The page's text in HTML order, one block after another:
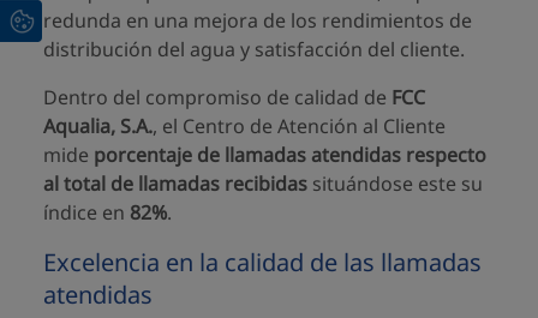
redunda en una mejora de los rendimientos de
distribución del agua y satisfacción del cliente.
Dentro del compromiso de calidad de FCC
Aqualia, S.A., el Centro de Atención al Cliente
mide porcentaje de llamadas atendidas respecto
al total de llamadas recibidas situándose este su
índice en 82%.
Excelencia en la calidad de las llamadas
atendidas